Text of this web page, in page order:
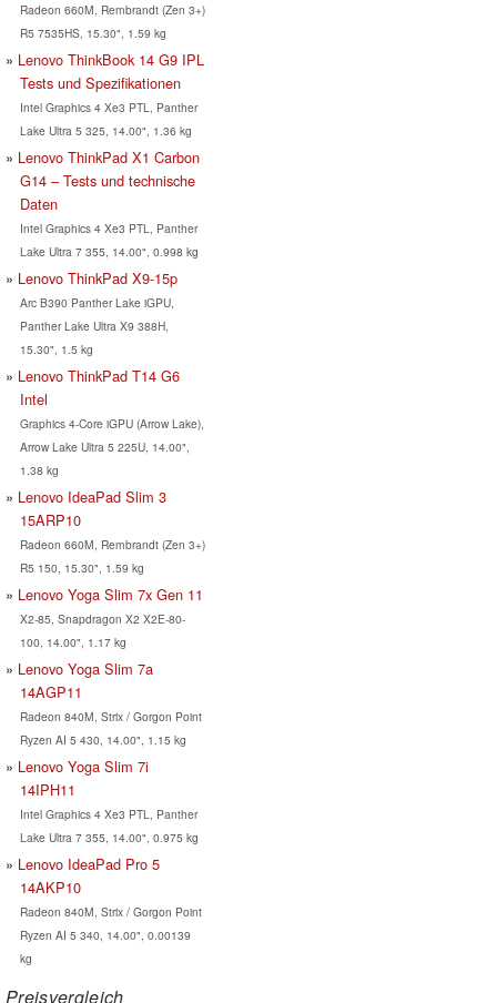
Radeon 660M, Rembrandt (Zen 3+)
R5 7535HS, 15.30", 1.59 kg
Lenovo ThinkBook 14 G9 IPL
Tests und Spezifikationen
Intel Graphics 4 Xe3 PTL, Panther
Lake Ultra 5 325, 14.00", 1.36 kg
Lenovo ThinkPad X1 Carbon
G14 – Tests und technische
Daten
Intel Graphics 4 Xe3 PTL, Panther
Lake Ultra 7 355, 14.00", 0.998 kg
Lenovo ThinkPad X9-15p
Arc B390 Panther Lake iGPU,
Panther Lake Ultra X9 388H,
15.30", 1.5 kg
Lenovo ThinkPad T14 G6
Intel
Graphics 4-Core iGPU (Arrow Lake),
Arrow Lake Ultra 5 225U, 14.00",
1.38 kg
Lenovo IdeaPad Slim 3
15ARP10
Radeon 660M, Rembrandt (Zen 3+)
R5 150, 15.30", 1.59 kg
Lenovo Yoga Slim 7x Gen 11
X2-85, Snapdragon X2 X2E-80-
100, 14.00", 1.17 kg
Lenovo Yoga Slim 7a
14AGP11
Radeon 840M, Strix / Gorgon Point
Ryzen AI 5 430, 14.00", 1.15 kg
Lenovo Yoga Slim 7i
14IPH11
Intel Graphics 4 Xe3 PTL, Panther
Lake Ultra 7 355, 14.00", 0.975 kg
Lenovo IdeaPad Pro 5
14AKP10
Radeon 840M, Strix / Gorgon Point
Ryzen AI 5 340, 14.00", 0.00139
kg
Preisvergleich